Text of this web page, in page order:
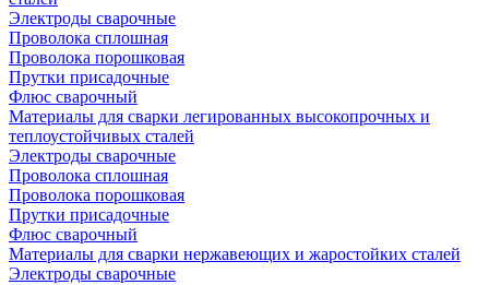
Электроды сварочные
Проволока сплошная
Проволока порошковая
Прутки присадочные
Флюс сварочный
Материалы для сварки легированных высокопрочных и
теплоустойчивых сталей
Электроды сварочные
Проволока сплошная
Проволока порошковая
Прутки присадочные
Флюс сварочный
Материалы для сварки нержавеющих и жаростойких сталей
Электроды сварочные